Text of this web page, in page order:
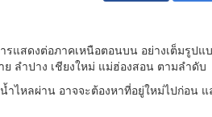
รแสดงต่อภาคเหนือตอนบน อย่างเต็มรูป
ลำปาง เชียงใหม่ แม่ฮ่องสอน ตามลำดับ
ไหลผ่าน อาจจะต้องหาที่อยู่ใหม่ไปก่อน